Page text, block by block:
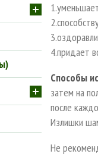
4.придает
Способы
затем на
после
Излишки
Не